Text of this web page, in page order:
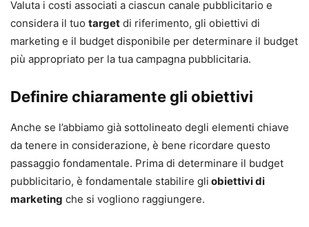
Valuta i costi associati a ciascun canale pubblicitario e
considera il tuo target di riferimento, gli obiettivi di
marketing e il budget disponibile per determinare il budget
più appropriato per la tua campagna pubblicitaria.
Definire chiaramente gli obiettivi
Anche se l’abbiamo già sottolineato degli elementi chiave
da tenere in considerazione, è bene ricordare questo
passaggio fondamentale. Prima di determinare il budget
pubblicitario, è fondamentale stabilire gli obiettivi di
marketing che si vogliono raggiungere.